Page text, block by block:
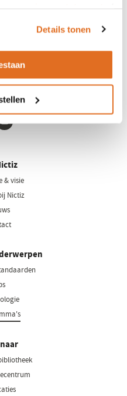
Details tonen
venster)
Zib-centrum.
Youtube
& visie
Nictiz
(opent